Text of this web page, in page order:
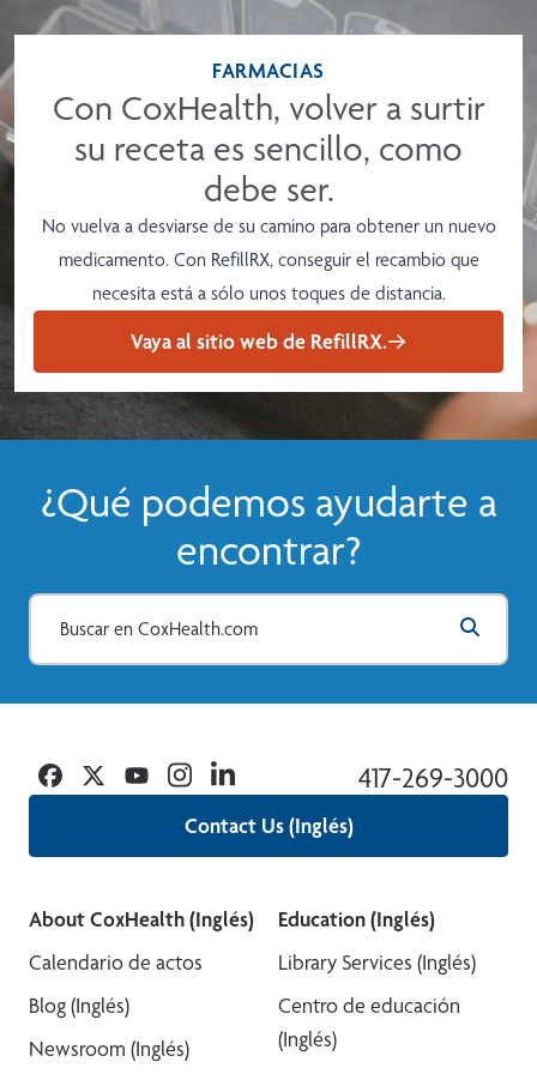
Más información
FARMACIAS
Con CoxHealth, volver a surtir
su receta es sencillo, como
debe ser.
No vuelva a desviarse de su camino para obtener un nuevo
medicamento. Con RefillRX, conseguir el recambio que
necesita está a sólo unos toques de distancia.
Vaya al sitio web de RefillRX.
¿Qué podemos ayudarte a
encontrar?
Contact Us (Inglés)
417-269-3000
Facebook
TwitterYouTubeInstagramLinkedin
About CoxHealth (Inglés)
Calendario de actos
Blog (Inglés)
Newsroom (Inglés)
Education (Inglés)
Library Services (Inglés)
Centro de educación
(Inglés)